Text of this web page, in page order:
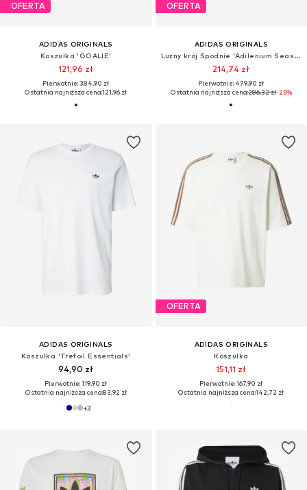
OFERTA
ADIDAS ORIGINALS
Koszulka 'GOALIE'
121,96 zł
Pierwotnie: 384,90 zł
Ostatnia najniższa cena:121,96 zł
OFERTA
ADIDAS ORIGINALS
Lużny krój Spodnie 'Adilenium Season 5'
214,74 zł
Pierwotnie: 479,90 zł
Ostatnia najniższa cena:286,32 zł-25%
ADIDAS ORIGINALS
Koszulka 'Trefoil Essentials'
94,90 zł
Pierwotnie: 119,90 zł
Ostatnia najniższa cena:83,92 zł
+3
OFERTA
ADIDAS ORIGINALS
Koszulka
151,11 zł
Pierwotnie: 167,90 zł
Ostatnia najniższa cena:142,72 zł